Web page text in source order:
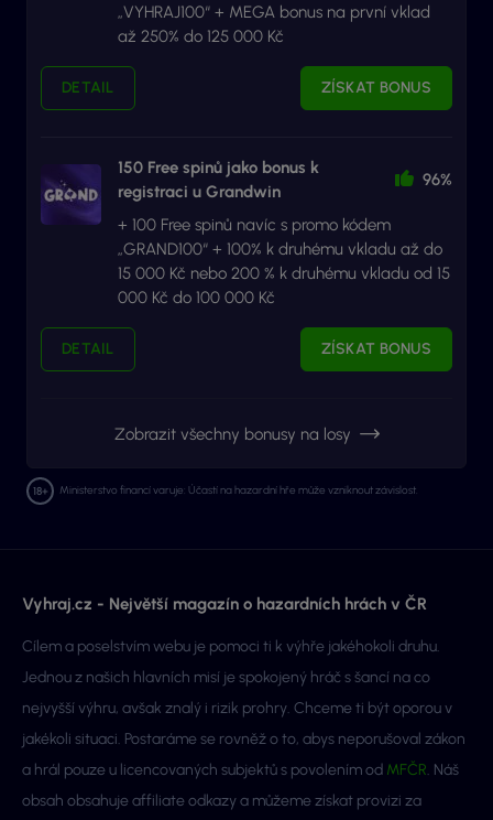
„VYHRAJ100“ + MEGA bonus na první vklad
až 250% do 125 000 Kč
DETAIL ZÍSKAT BONUS
150 Free spinů jako bonus k
registraci u Grandwin
96%
+ 100 Free spinů navíc s promo kódem
„GRAND100“ + 100% k druhému vkladu až do
15 000 Kč nebo 200 % k druhému vkladu od 15
000 Kč do 100 000 Kč
DETAIL ZÍSKAT BONUS
Zobrazit všechny bonusy na losy
Ministerstvo financí varuje: Účastí na hazardní hře může vzniknout závislost.
Vyhraj.cz - Největší magazín o hazardních hrách v ČR
Cílem a poselstvím webu je pomoci ti k výhře jakéhokoli druhu.
Jednou z našich hlavních misí je spokojený hráč s šancí na co
nejvyšší výhru, avšak znalý i rizik prohry. Chceme ti být oporou v
jakékoli situaci. Postaráme se rovněž o to, abys neporušoval zákon
a hrál pouze u licencovaných subjektů s povolením od MFČR. Náš
obsah obsahuje affiliate odkazy a můžeme získat provizi za